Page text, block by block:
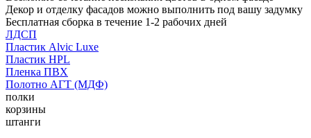
Декор и отделку фасадов можно выполнить под вашу задумку
Бесплатная сборка в течение 1-2 рабочих дней
ЛДСП
Пластик Alvic Luxe
Пластик HPL
Пленка ПВХ
Полотно АГТ (МДФ)
полки
корзины
штанги